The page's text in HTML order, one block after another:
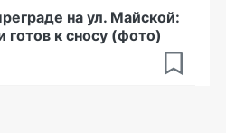
на ул. Майской:
готов к сносу (фото)